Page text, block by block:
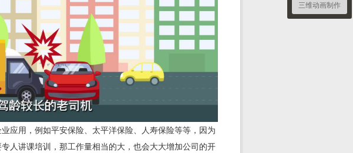
应用，例如平安保险、太平洋保险、人寿保险等等，因为
人讲课培训，那工作量相当的大，也会大大增加公司的开
三维动画制作